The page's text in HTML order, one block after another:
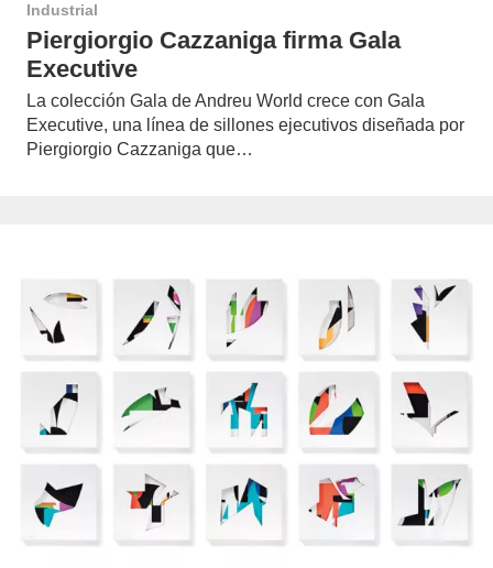
Industrial
Piergiorgio Cazzaniga firma Gala
Executive
La colección Gala de Andreu World crece con Gala
Executive, una línea de sillones ejecutivos diseñada por
Piergiorgio Cazzaniga que…